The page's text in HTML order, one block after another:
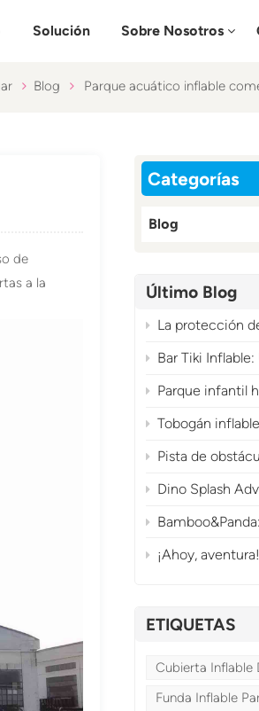
Solución Sobre Nosotros
Blog Parque acuático inflable
Categorías
Blog
Último Blog
La protección definitiva: ¿Por qué tu
Bar Tiki Inflable: Un Elemento
Parque infantil hinchable Fun City: una atracción
Tobogán inflable de safari: Una atracción
Pista de obstáculos hinchable Ultimate
Dino Splash Adventure: el
Bamboo&Panda: El parque de
¡Ahoy, aventura! El mejor parque de
ETIQUETAS
Cubierta Inflable
Funda Inflable
de
a la